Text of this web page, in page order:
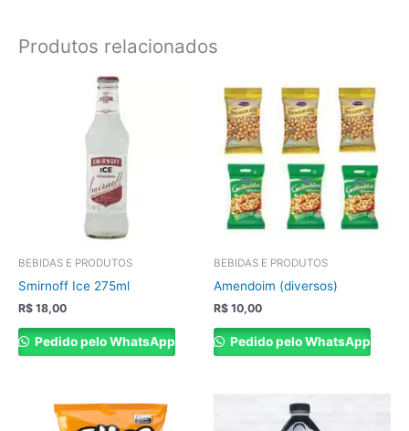
Produtos relacionados
BEBIDAS E PRODUTOS
Smirnoff Ice 275ml
R$ 18,00
Pedido pelo WhatsApp
BEBIDAS E PRODUTOS
Amendoim (diversos)
R$ 10,00
Pedido pelo WhatsApp